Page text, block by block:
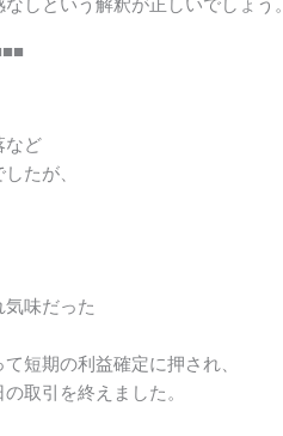
しという解釈が正しいでしょう。
など
たが、
味だった
短期の利益確定に押され、
取引を終えました。